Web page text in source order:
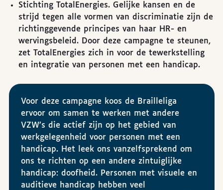
Stichting TotalEnergies. Gelijke kansen en de
strijd tegen alle vormen van discriminatie zijn de
richtinggevende principes van haar HR- en
wervingsbeleid. Door deze campagne te steunen,
zet TotalEnergies zich in voor de tewerkstelling
en integratie van personen met een handicap.
Voor deze campagne koos de Brailleliga
ervoor om samen te werken met andere
VZW’s die actief zijn op het gebied van
werkgelegenheid voor personen met een
handicap. Het leek ons vanzelfsprekend om
ons te richten op een andere zintuiglijke
handicap: doofheid. Personen met visuele en
auditieve handicap hebben veel